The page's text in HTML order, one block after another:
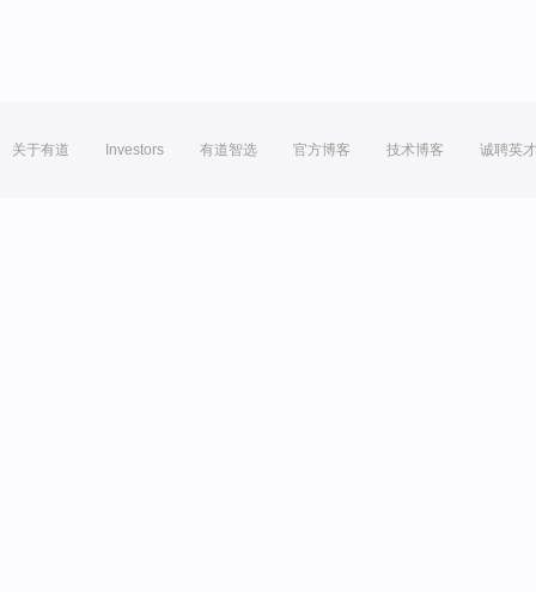
关于有道 Investors 有道智选 官方博客 技术博客 诚聘英才